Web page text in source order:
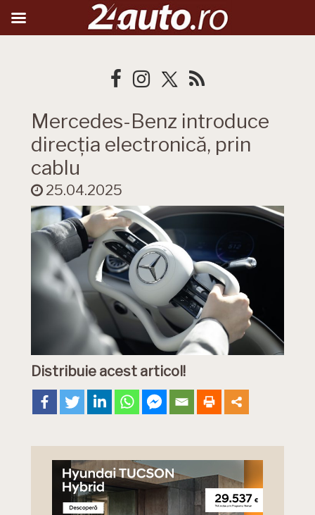
Mercedes-Benz introduce
direcția electronică, prin
cablu
25.04.2025
Distribuie acest articol!